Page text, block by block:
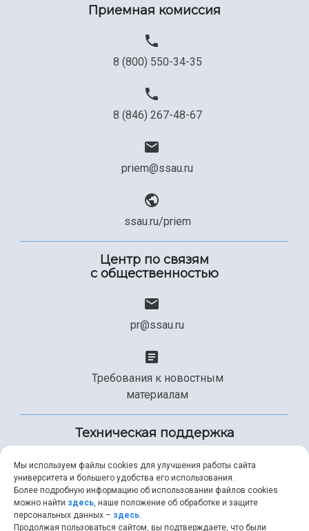
Приемная комиссия
8 (800) 550-34-35
8 (846) 267-48-67
priem@ssau.ru
ssau.ru/priem
Центр по связям
с общественностью
pr@ssau.ru
Требования к новостным
материалам
Техническая поддержка
+7 (846) 267-49-99
Мы используем файлы cookies для улучшения работы сайта
университета и большего удобства его использования.
Более подробную информацию об использовании файлов cookies
можно найти здесь, наше положение об обработке и защите
персональных данных – здесь.
Продолжая пользоваться сайтом, вы подтверждаете, что были